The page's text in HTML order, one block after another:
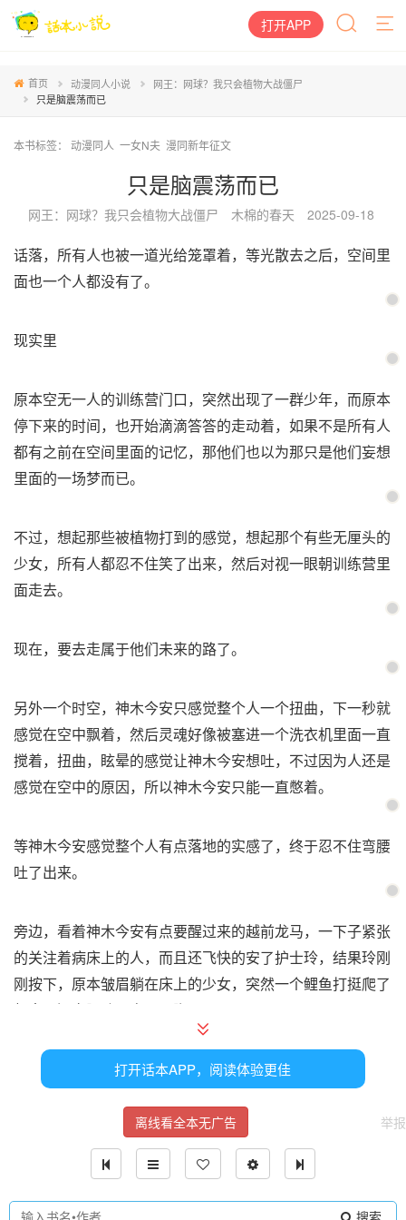
打开APP
首页 动漫同人小说
网王：网球？我只会植物大战僵尸
只是脑震荡而已
本书标签： 动漫同人 一女N夫 漫同新年征文
只是脑震荡而已
网王：网球？我只会植物大战僵尸 木棉的春天 2025-09-18
话落，所有人也被一道光给笼罩着，等光散去之后，空间里
面也一个人都没有了。
现实里
原本空无一人的训练营门口，突然出现了一群少年，而原本
停下来的时间，也开始滴滴答答的走动着，如果不是所有人
都有之前在空间里面的记忆，那他们也以为那只是他们妄想
里面的一场梦而已。
不过，想起那些被植物打到的感觉，想起那个有些无厘头的
少女，所有人都忍不住笑了出来，然后对视一眼朝训练营里
面走去。
现在，要去走属于他们未来的路了。
另外一个时空，神木今安只感觉整个人一个扭曲，下一秒就
感觉在空中飘着，然后灵魂好像被塞进一个洗衣机里面一直
搅着，扭曲，眩晕的感觉让神木今安想吐，不过因为人还是
感觉在空中的原因，所以神木今安只能一直憋着。
等神木今安感觉整个人有点落地的实感了，终于忍不住弯腰
吐了出来。
旁边，看着神木今安有点要醒过来的越前龙马，一下子紧张
的关注着病床上的人，而且还飞快的安了护士玲，结果玲刚
刚按下，原本皱眉躺在床上的少女，突然一个鲤鱼打挺爬了
起来，还弯腰吐了自己一脚。
一时之间，越前龙马就这样手拿护士玲，僵硬的站在原地，
一动不敢动，耳边全是神木今安的yue~yue~yue~声。
他今天就不该来!
可所有人都去比赛了，今天刚刚好他轮班!
打开话本APP，阅读体验更佳
离线看全本无广告 举报
搜索